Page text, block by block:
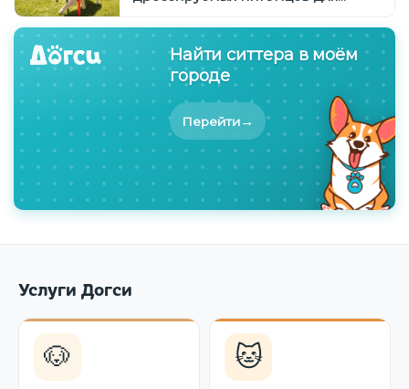
владельцев
Найти ситтера в моём
городе
Перейти→
Услуги Догси
🐶 🐱